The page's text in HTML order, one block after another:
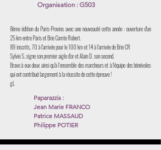
Organisation : G503
8ème édition du Paris-Provins avec une nouveauté cette année : ouverture d'un
25 km entre Paris et Brie Comte Robert.
89 inscrits, 70 à l'arrivée pour le 100 km et 14 à l'arrivée de Brie CR
Sylvie S. signe son premier aigle d'or et Alain D. son second.
Bravo à eux deux ainsi qu'à l’ensemble des marcheurs et à l'équipe des bénévoles
qui ont contribué largement à la réussite de cette épreuve !
gL
Paparazzis :
Jean Marie FRANCO
Patrice MASSAUD
Philippe POTIER
Lien sur les noms